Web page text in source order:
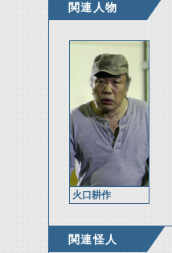
関連人物
火口耕作
関連怪人